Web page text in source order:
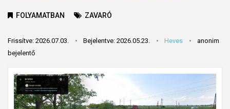
FOLYAMATBAN ZAVARÓ
Frissítve: 2026.07.03. Bejelentve: 2026.05.23. Heves
anonim
bejelentő